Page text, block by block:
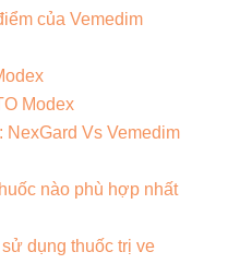
của Vemedim
Modex
NexGard Vs Vemedim
nào phù hợp nhất
dụng thuốc trị ve